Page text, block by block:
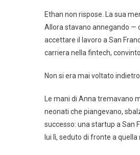
Ethan non rispose. La sua
Allora stavano annegando —
accettare il lavoro a San
carriera nella fintech,
Non si era mai voltato
Le mani di Anna tremavano
neonati che piangevano,
successo: una startup a San
lui lì, seduto di fronte a